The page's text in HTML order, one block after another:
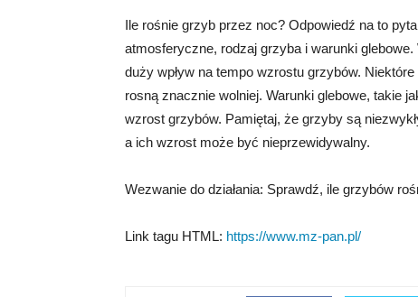
Ile rośnie grzyb przez noc? Odpowiedź na to
atmosferyczne, rodzaj grzyba i warunki
duży wpływ na tempo wzrostu grzybów.
rosną znacznie wolniej. Warunki glebowe, takie
wzrost grzybów. Pamiętaj, że grzyby są
a ich wzrost może być nieprzewidywalny.
Wezwanie do działania: Sprawdź, ile grzybów
Link tagu HTML: https://www.mz-pan.pl/